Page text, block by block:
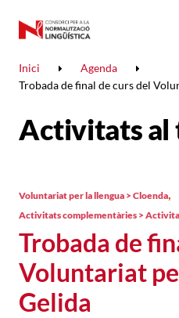
Inici
Agenda
Trobada de final de curs del
Activitats
Trobada de
Voluntariat
Gelida
Voluntariat per la llengua > Cloenda,
Activitats complementàries >